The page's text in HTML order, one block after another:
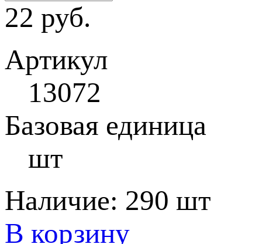
22 руб.
Артикул
13072
Базовая единица
шт
Наличие: 290 шт
В корзину